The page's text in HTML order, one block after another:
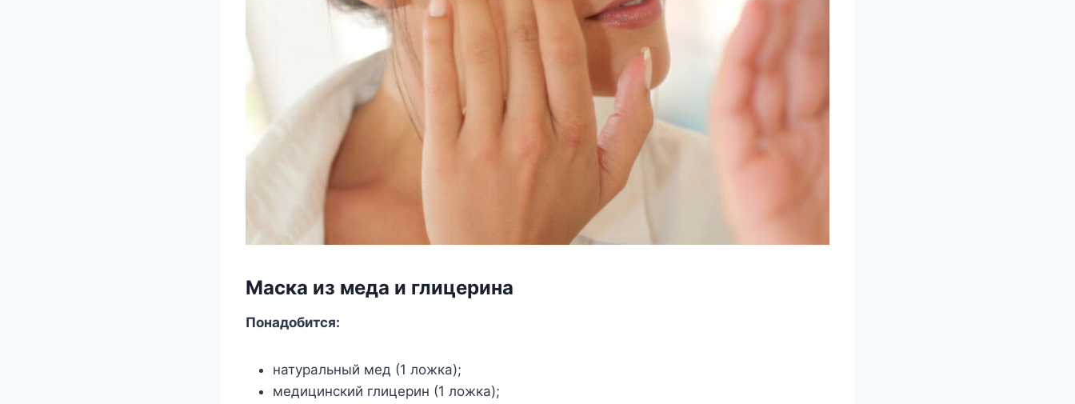
Маска из меда и глицерина
Понадобится:
натуральный мед (1 ложка);
медицинский глицерин (1 ложка);